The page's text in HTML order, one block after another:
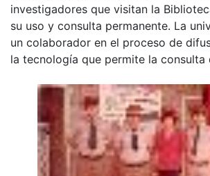
investigadores que visitan la
su uso y consulta permanente. La
un colaborador en el proceso de
la tecnología que permite la consulta